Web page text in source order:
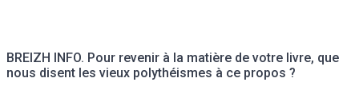
BREIZH INFO. Pour revenir à la matière de votre livre, que
nous disent les vieux polythéismes à ce propos ?